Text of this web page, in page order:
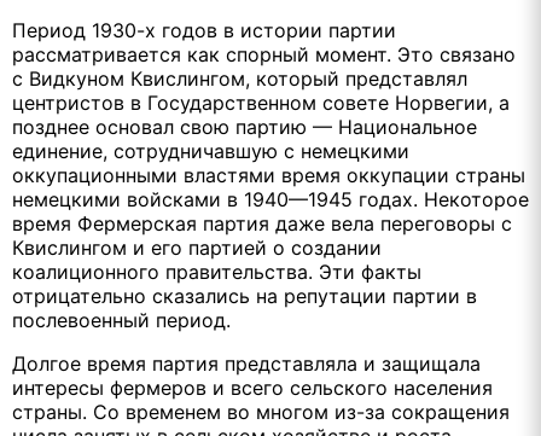
Период 1930-х годов в истории партии
рассматривается как спорный момент. Это связано
с Видкуном Квислингом, который представлял
центристов в Государственном совете Норвегии, а
позднее основал свою партию — Национальное
единение, сотрудничавшую с немецкими
оккупационными властями время оккупации страны
немецкими войсками в 1940—1945 годах. Некоторое
время Фермерская партия даже вела переговоры с
Квислингом и его партией о создании
коалиционного правительства. Эти факты
отрицательно сказались на репутации партии в
послевоенный период.
Долгое время партия представляла и защищала
интересы фермеров и всего сельского населения
страны. Со временем во многом из-за сокращения